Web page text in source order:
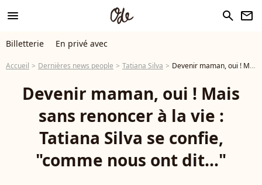
menu search newsletter
Billetterie En privé avec
Accueil Dernières news people Tatiana Silva Devenir maman, oui ! Mais sans renoncer à la vie : Tatiana Silva se confie, "comme nous ont dit..."
Devenir maman, oui ! Mais
sans renoncer à la vie :
Tatiana Silva se confie,
"comme nous ont dit..."